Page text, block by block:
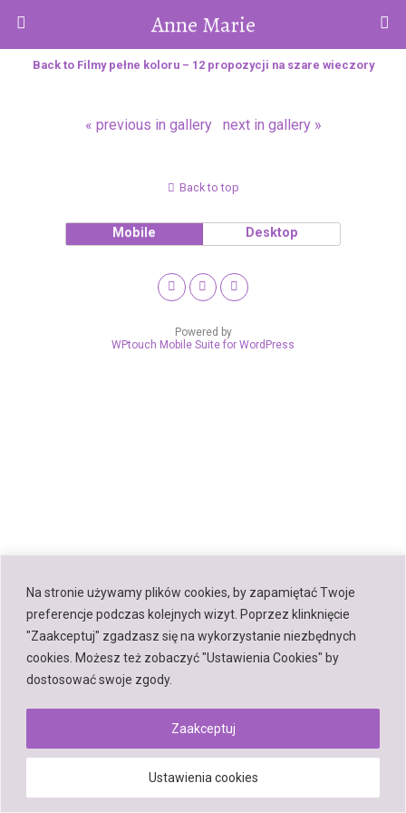
Na stronie używamy plików cookies, by zapamiętać Twoje
preferencje podczas kolejnych wizyt. Poprzez klinknięcie
"Zaakceptuj" zgadzasz się na wykorzystanie niezbędnych
cookies. Możesz też zobaczyć "Ustawienia Cookies" by
dostosować swoje zgody.
Ustawienia cookies
Zaakceptuj
Anne Marie
Back to Filmy pełne koloru – 12 propozycji na szare wieczory
« previous in gallery next in gallery »
Back to top
Mobile Desktop
Powered by
WPtouch Mobile Suite for WordPress